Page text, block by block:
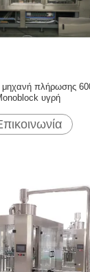
μηχανή πλήρωσης
υγρή